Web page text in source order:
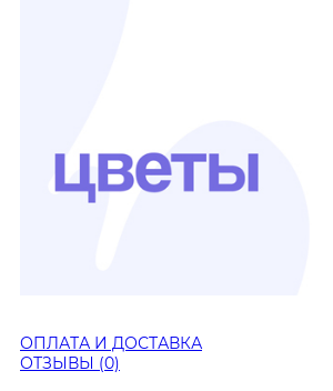
ОПЛАТА И ДОСТАВКА
ОТЗЫВЫ (0)